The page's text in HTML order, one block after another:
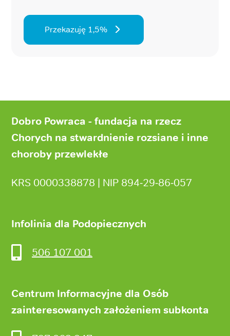
Przekazuję 1,5%
stronyDobro Powraca - fundacja na rzecz
Chorych na stwardnienie rozsiane i inne
choroby przewlekłe
KRS 0000338878 | NIP 894‑29‑86‑057
Infolinia dla Podopiecznych
506 107 001
Centrum Informacyjne dla Osób
zainteresowanych założeniem subkonta